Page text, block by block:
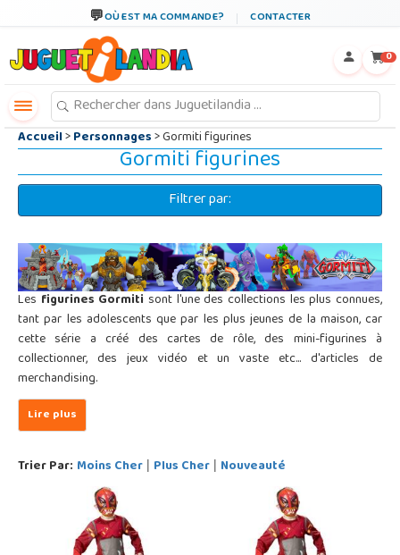
OÙ EST MA COMMANDE? CONTACTER
0
Accueil>Personnages> Gormiti figurines
Gormiti figurines
Filtrer par:
Les figurines Gormiti sont l'une des collections les plus connues,
tant par les adolescents que par les plus jeunes de la maison, car
cette série a créé des cartes de rôle, des mini-figurines à
collectionner, des jeux vidéo et un vaste etc... d'articles de
merchandising.
Trier Par: Moins Cher | Plus Cher | Nouveauté